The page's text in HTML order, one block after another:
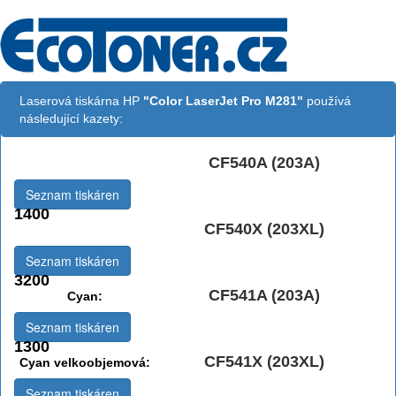
Laserová tiskárna HP "Color LaserJet Pro M281" používá
následující kazety:
CF540A (203A)
1400
Seznam tiskáren
CF540X (203XL)
3200
Seznam tiskáren
Cyan: CF541A (203A)
1300
Seznam tiskáren
Cyan velkoobjemová:
CF541X (203XL)